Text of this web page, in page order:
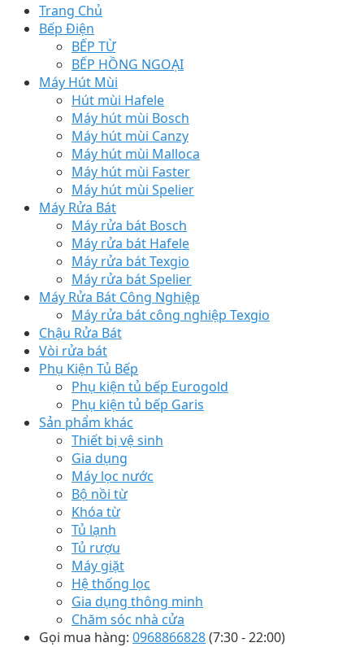
Trang Chủ
Bếp Điện
BẾP TỪ
BẾP HỒNG NGOẠI
Máy Hút Mùi
Hút mùi Hafele
Máy hút mùi Bosch
Máy hút mùi Canzy
Máy hút mùi Malloca
Máy hút mùi Faster
Máy hút mùi Spelier
Máy Rửa Bát
Máy rửa bát Bosch
Máy rửa bát Hafele
Máy rửa bát Texgio
Máy rửa bát Spelier
Máy Rửa Bát Công Nghiệp
Máy rửa bát công nghiệp Texgio
Chậu Rửa Bát
Vòi rửa bát
Phụ Kiện Tủ Bếp
Phụ kiện tủ bếp Eurogold
Phụ kiện tủ bếp Garis
Sản phẩm khác
Thiết bị vệ sinh
Gia dụng
Máy lọc nước
Bộ nồi từ
Khóa từ
Tủ lạnh
Tủ rượu
Máy giặt
Hệ thống lọc
Gia dụng thông minh
Chăm sóc nhà cửa
Gọi mua hàng: 0968866828(7:30 - 22:00)